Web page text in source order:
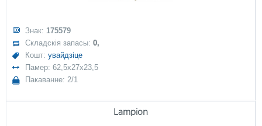
Знак: 175579
Складскія запасы:0,
Кошт:увайдзіце
Памер: 62,5x27x23,5
Пакаванне: 2/1
Lampion